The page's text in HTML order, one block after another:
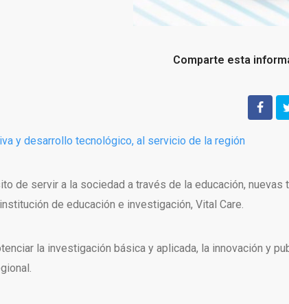
Comparte esta
y desarrollo tecnológico, al servicio de la región
de servir a la sociedad a través de la educación,
de educación e investigación, Vital Care.
la investigación básica y aplicada, la innovación y